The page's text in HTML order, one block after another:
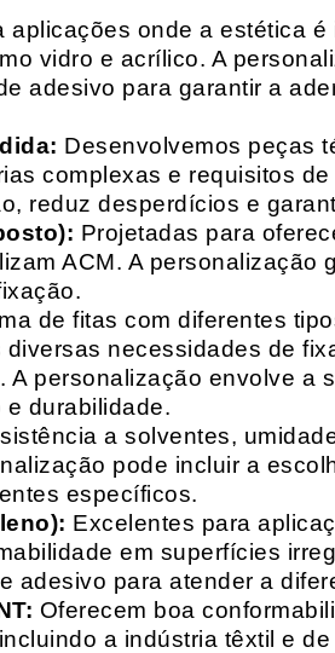
aplicações onde a estética
vidro e acrílico. A
adesivo para garantir a
Desenvolvemos peças
complexas e requisitos
reduz desperdícios e
Projetadas para
ACM. A personalização
de fitas com diferentes
necessidades de
personalização envolve a
durabilidade.
a solventes,
pode incluir a
específicos.
Excelentes para
em superfícies
adesivo para atender a
Oferecem boa
a indústria têxtil e